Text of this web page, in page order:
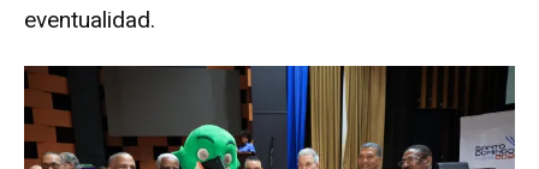
eventualidad.